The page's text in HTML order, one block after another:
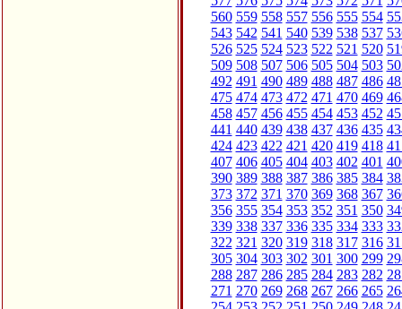
560 559 558 557 556 555 554
543 542 541 540 539 538 537
526 525 524 523 522 521 520
509 508 507 506 505 504 503
492 491 490 489 488 487 486
475 474 473 472 471 470 469
458 457 456 455 454 453 452
441 440 439 438 437 436 435
424 423 422 421 420 419 418
407 406 405 404 403 402 401
390 389 388 387 386 385 384
373 372 371 370 369 368 367
356 355 354 353 352 351 350
339 338 337 336 335 334 333
322 321 320 319 318 317 316
305 304 303 302 301 300 299
288 287 286 285 284 283 282
271 270 269 268 267 266 265